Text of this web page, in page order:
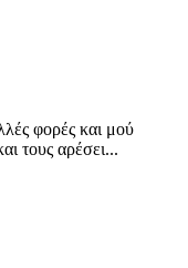
φορές και μού
τους αρέσει...